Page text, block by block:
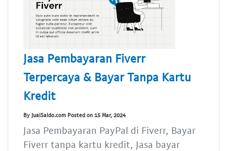
Jasa Pembayaran Fiverr
Terpercaya & Bayar Tanpa Kartu
Kredit
By JualSaldo.com Posted on 15 Mar, 2024
Jasa Pembayaran PayPal di Fiverr, Bayar
Fiverr tanpa kartu kredit, Jasa bayar